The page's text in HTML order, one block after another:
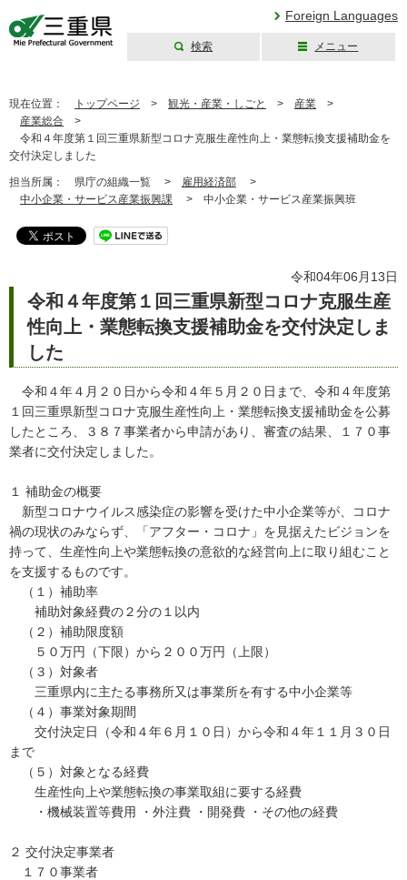
Foreign Languages
検索 メニュー
現在位置： トップページ > 観光・産業・しごと > 産業 >
産業総合 >
令和４年度第１回三重県新型コロナ克服生産性向上・業態転換支援補助金を
交付決定しました
担当所属： 県庁の組織一覧 > 雇用経済部 >
中小企業・サービス産業振興課 > 中小企業・サービス産業振興班
令和04年06月13日
令和４年度第１回三重県新型コロナ克服生産
性向上・業態転換支援補助金を交付決定しま
した
令和４年４月２０日から令和４年５月２０日まで、令和４年度第
１回三重県新型コロナ克服生産性向上・業態転換支援補助金を公募
したところ、３８７事業者から申請があり、審査の結果、１７０事
業者に交付決定しました。
１ 補助金の概要
新型コロナウイルス感染症の影響を受けた中小企業等が、コロナ
禍の現状のみならず、「アフター・コロナ」を見据えたビジョンを
持って、生産性向上や業態転換の意欲的な経営向上に取り組むこと
を支援するものです。
（１）補助率
補助対象経費の２分の１以内
（２）補助限度額
５０万円（下限）から２００万円（上限）
（３）対象者
三重県内に主たる事務所又は事業所を有する中小企業等
（４）事業対象期間
交付決定日（令和４年６月１０日）から令和４年１１月３０日
まで
（５）対象となる経費
生産性向上や業態転換の事業取組に要する経費
・機械装置等費用 ・外注費 ・開発費 ・その他の経費
２ 交付決定事業者
１７０事業者